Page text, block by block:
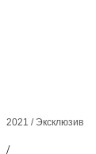
2021 / Эксклюзив
/